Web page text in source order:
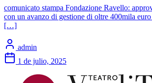
comunicato stampa Fondazione Ravello:
con un avanzo di gestione di oltre 400mila
[…]
admin
1 de julio, 2025